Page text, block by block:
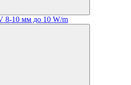
8-10 мм до 10 W/m